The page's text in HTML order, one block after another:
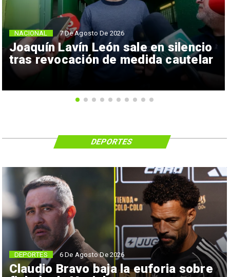
Joaquín Lavín León sale en silencio
tras revocación de medida cautelar
NACIONAL 7 De Agosto De 2026
Claudio Bravo baja la euforia sobre
DEPORTES 6 De Agosto De 2026
DEPORTES